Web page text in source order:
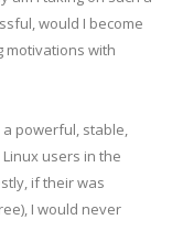
would I become
motivations with
a powerful, stable,
users in the
if their was
I would never